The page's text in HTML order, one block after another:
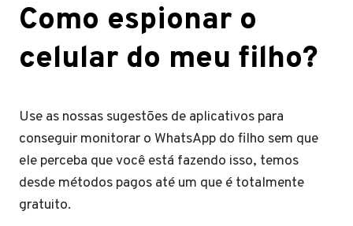
Como espionar o
celular do meu filho?
Use as nossas sugestões de aplicativos para
conseguir monitorar o WhatsApp do filho sem que
ele perceba que você está fazendo isso, temos
desde métodos pagos até um que é totalmente
gratuito.